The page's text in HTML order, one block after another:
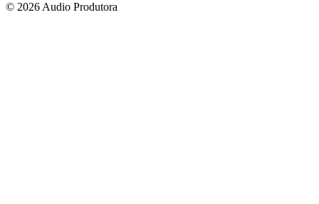
© 2026 Audio Produtora